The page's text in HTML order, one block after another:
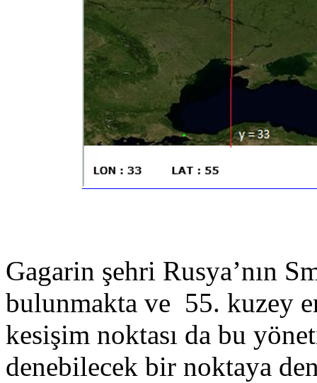
Gagarin şehri Rusya’nın
bulunmakta ve 55. kuzey
kesişim noktası da bu
denebilecek bir noktaya